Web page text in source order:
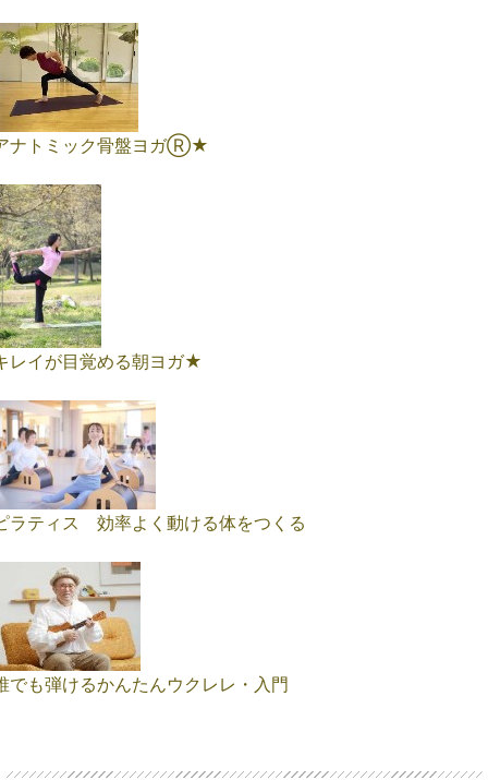
ナトミック骨盤ヨガⓇ★
レイが目覚める朝ヨガ★
ラティス 効率よく動ける体をつくる
でも弾けるかんたんウクレレ・入門